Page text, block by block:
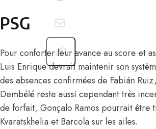
PSG
Pour conforter leur avance au score et
Luis Enrique devrait maintenir son
des absences confirmées de Fabián
Dembélé reste aussi cependant très
de forfait, Gonçalo Ramos pourrait être
Kvaratskhelia et Barcola sur les ailes.